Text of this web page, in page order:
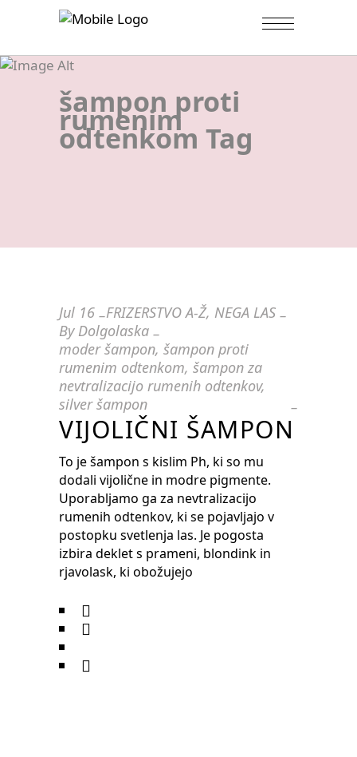
šampon proti
rumenim
odtenkom Tag
Jul 16 FRIZERSTVO A-Ž, NEGA LAS
By Dolgolaska
moder šampon, šampon proti
rumenim odtenkom, šampon za
nevtralizacijo rumenih odtenkov,
silver šampon
VIJOLIČNI ŠAMPON
To je šampon s kislim Ph, ki so mu
dodali vijolične in modre pigmente.
Uporabljamo ga za nevtralizacijo
rumenih odtenkov, ki se pojavljajo v
postopku svetlenja las. ​Je pogosta
izbira deklet s prameni, blondink in
rjavolask, ki obožujejo